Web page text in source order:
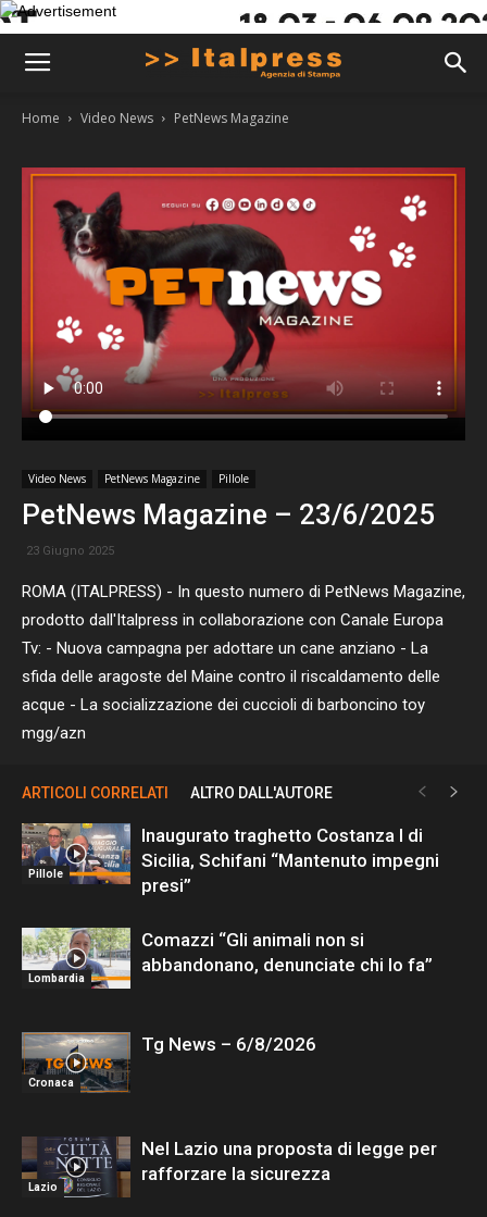
Home Video News PetNews Magazine
Video News PetNews Magazine Pillole
PetNews Magazine – 23/6/2025
23 Giugno 2025
ROMA (ITALPRESS) - In questo numero di PetNews Magazine,
prodotto dall'Italpress in collaborazione con Canale Europa
Tv: - Nuova campagna per adottare un cane anziano - La
sfida delle aragoste del Maine contro il riscaldamento delle
acque - La socializzazione dei cuccioli di barboncino toy
mgg/azn
ARTICOLI CORRELATI ALTRO DALL'AUTORE
Pillole
Inaugurato traghetto Costanza I di
Sicilia, Schifani “Mantenuto impegni
presi”
Lombardia
Comazzi “Gli animali non si
abbandonano, denunciate chi lo fa”
Cronaca
Tg News – 6/8/2026
Lazio
Nel Lazio una proposta di legge per
rafforzare la sicurezza